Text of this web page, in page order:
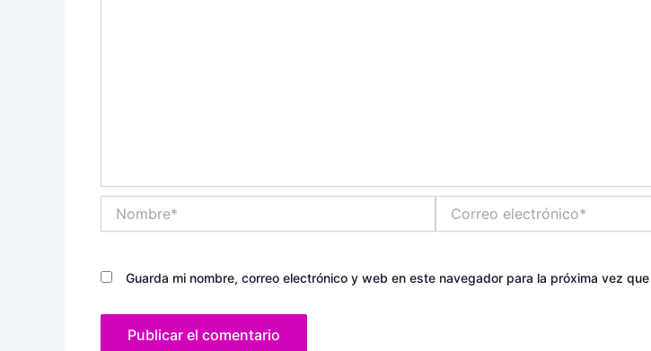
electrónico*
Guarda mi nombre, correo electrónico y web en este navegador para la próxima vez